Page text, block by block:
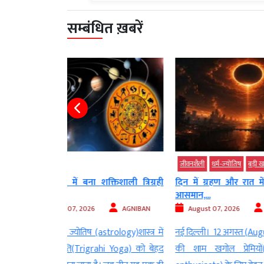
सम्बंधित ख़बरें
दिन में ग्रहण और रात में जगमगाएगा
August 07, 2026 AGNIBAN
नई दिल्ली। 12 अगस्त (August 12)2026
की शाम खगोल प्रेमियों(astronomy
जीवनशैली
Sawan
August
नई